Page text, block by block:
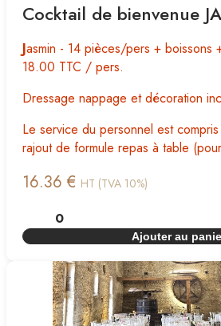
Cocktail de bienvenue
Jasmin - 14 pièces/pers + boissons
18.00 TTC / pers.
Dressage nappage et décoration
Le service du personnel est
rajout de formule repas à table
16.36 € HT (TVA 10%)
Ajouter au